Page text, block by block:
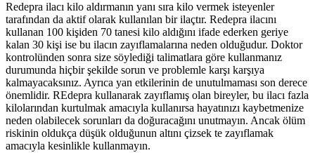
Redepra ilacı kilo aldırmanın yanı sıra kilo vermek isteyenler
tarafından da aktif olarak kullanılan bir ilaçtır. Redepra ilacını
kullanan 100 kişiden 70 tanesi kilo aldığını ifade ederken geriye
kalan 30 kişi ise bu ilacın zayıflamalarına neden olduğudur. Doktor
kontrolünden sonra size söylediği talimatlara göre kullanmanız
durumunda hiçbir şekilde sorun ve problemle karşı karşıya
kalmayacaksınız. Ayrıca yan etkilerinin de unutulmaması son derece
önemlidir. REdepra kullanarak zayıflamış olan bireyler, bu ilacı fazla
kilolarından kurtulmak amacıyla kullanırsa hayatınızı kaybetmenize
neden olabilecek sorunları da doğuracağını unutmayın. Ancak ölüm
riskinin oldukça düşük olduğunun altını çizsek te zayıflamak
amacıyla kesinlikle kullanmayın.